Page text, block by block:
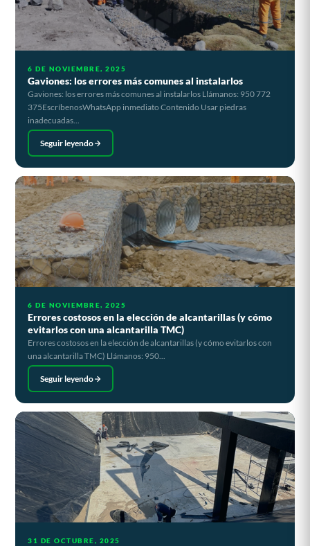
6 DE NOVIEMBRE, 2025
Gaviones: los errores más comunes al instalarlos
Gaviones: los errores más comunes al instalarlos Llámanos: 950 772
375EscríbenosWhatsApp inmediato Contenido Usar piedras
inadecuadas...
Seguir leyendo
6 DE NOVIEMBRE, 2025
Errores costosos en la elección de alcantarillas (y cómo
evitarlos con una alcantarilla TMC)
Errores costosos en la elección de alcantarillas (y cómo evitarlos con
una alcantarilla TMC) Llámanos: 950...
Seguir leyendo
31 DE OCTUBRE, 2025